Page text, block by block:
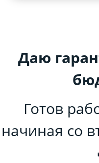
Даю
Готов
начиная со